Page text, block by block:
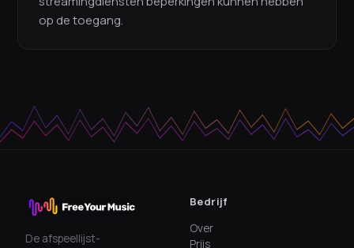
op de toegang.
De afspeellijst-
Bedrijf
Over
Prijs